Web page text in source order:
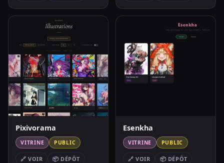
Pixivorama
VITRINE PUBLIC
🔗 VOIR 📦 DÉPÔT
Esenkha
VITRINE PUBLIC
🔗 VOIR 📦 DÉPÔT